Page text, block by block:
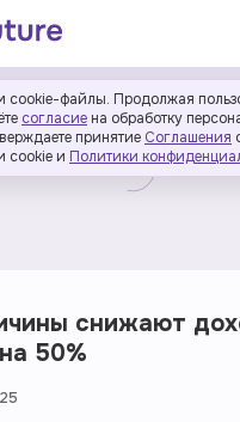
cookie-файлы. Продолжая
согласие на обработку
принятие Соглашения
cookie и Политики
снижают
50%